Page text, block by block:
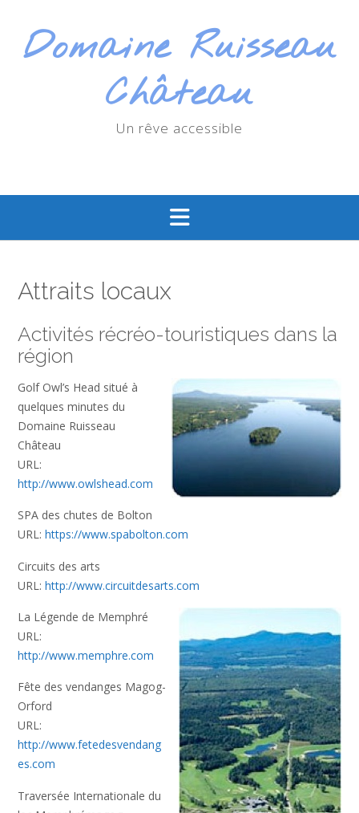
contentDomaine Ruisseau
Château
Un rêve accessible
Attraits locaux
Activités récréo-touristiques dans la
région
Golf Owl’s Head situé à
quelques minutes du
Domaine Ruisseau
Château
URL:
http://www.owlshead.com
SPA des chutes de Bolton
URL: https://www.spabolton.com
Circuits des arts
URL: http://www.circuitdesarts.com
La Légende de Memphré
URL:
http://www.memphre.com
Fête des vendanges Magog-
Orford
URL:
http://www.fetedesvendang
es.com
Traversée Internationale du